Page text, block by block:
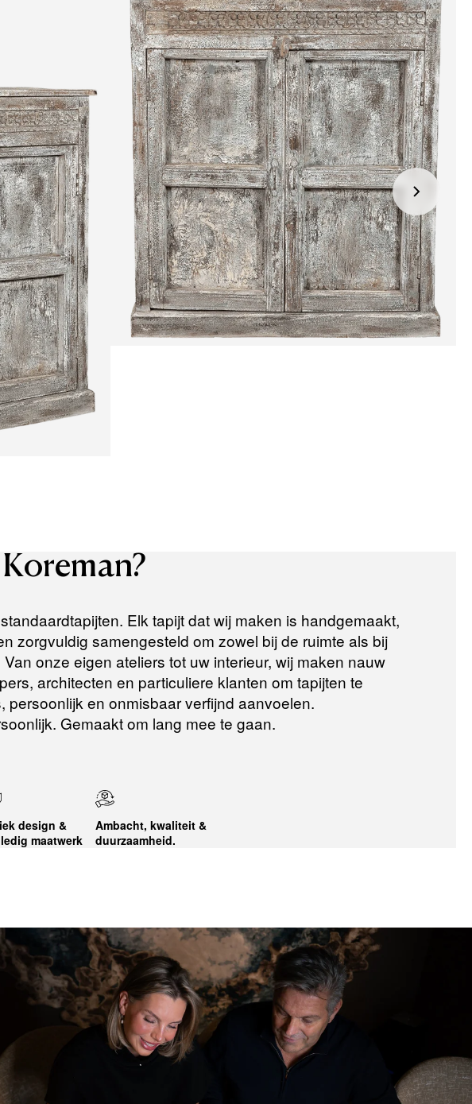
Levertijden:
Het artikel wordt gratis bij u thuis geleverd. Wij streven ernaar uw
bestelling binnen4 werkdagenbij u thuis te bezorgen.
Retourneren:
Het artikel wordt gratis bij u thuis geleverd. Mocht het niet passen en
u besluit het te retourneren, dan storten wij het aankoopbedrag zo
snel mogelijk terug, maar uiterlijkbinnen 14 dagen na herroeping.
Voor meer informatie kunt u terecht op:
Terugbetalingsbeleid
Koreman?
Elk tapijt dat wij maken is handgemaakt,
zorgvuldig samengesteld om zowel bij de ruimte als bij
onze eigen ateliers tot uw interieur, wij maken nauw
architecten en particuliere klanten om tapijten te
persoonlijk en onmisbaar verfijnd aanvoelen.
Gemaakt om lang mee te gaan.
design &
maatwerk
Ambacht, kwaliteit &
duurzaamheid.